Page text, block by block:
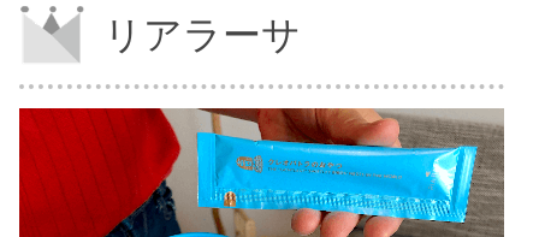
リアラーサ